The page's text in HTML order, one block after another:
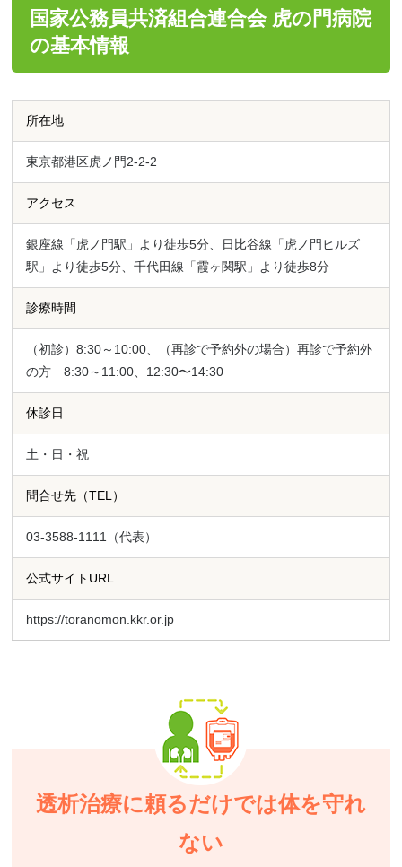
国家公務員共済組合連合会 虎の門病院
の基本情報
所在地
東京都港区虎ノ門2-2-2
アクセス
銀座線「虎ノ門駅」より徒歩5分、日比谷線「虎ノ門ヒルズ
駅」より徒歩5分、千代田線「霞ヶ関駅」より徒歩8分
診療時間
（初診）8:30～10:00、（再診で予約外の場合）再診で予約外
の方 8:30～11:00、12:30〜14:30
休診日
土・日・祝
問合せ先（TEL）
03-3588-1111（代表）
公式サイトURL
https://toranomon.kkr.or.jp
透析治療に頼るだけでは体を守れ
ない